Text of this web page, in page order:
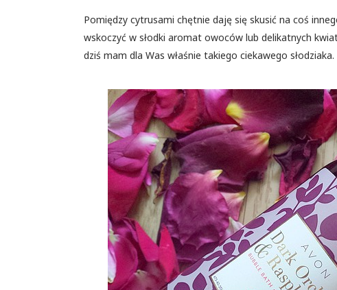
Pomiędzy cytrusami chętnie daję się skusić na coś
wskoczyć w słodki aromat owoców lub delikatnych
dziś mam dla Was właśnie takiego ciekawego